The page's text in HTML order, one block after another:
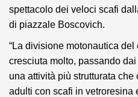
spettacolo dei veloci scafi
di piazzale Boscovich.
“La divisione motonautica
cresciuta molto, passando
una attività più strutturata
adulti con scafi in vetroresina